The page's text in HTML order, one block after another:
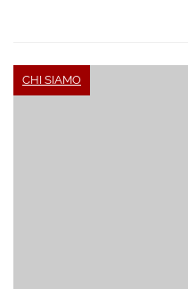
CHI SIAMO